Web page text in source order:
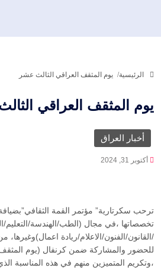
الرئيسية يوم المثقف العراقي الثالث عشر
يوم المثقف العراقي
أخبار العراق
أكتوبر 31, 2024
ترحب سكرتارية” مؤتمر القمة
تخصصاتها ،في مجال (الطب/الهندسة/التعليم/
/القانون/الفنون/الاعلام/ريادة اعمال)وغيرها،
للحضور والمشاركة ضمن كرنفال (يوم